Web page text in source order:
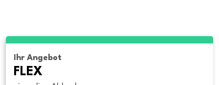
Ihr Angebot
FLEX